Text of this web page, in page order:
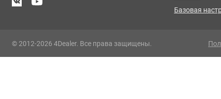
Базовая
© 2012-2026 4Dealer. Все права защищены.